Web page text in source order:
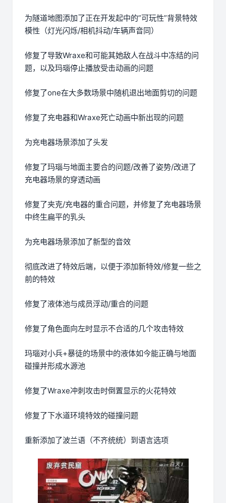
为隧道地图添加了正在开发起中的”可玩性”背景特效
模性（灯光闪烁/相机抖动/车辆声音同）
修复了导致Wraxe和可能其她敌人在战斗中冻结的问
题，以及玛瑙停止播放受击动画的问题
修复了one在大多数场景中随机退出地面剪切的问题
修复了充电器和Wraxe死亡动画中新出现的问题
为充电器场景添加了头发
修复了玛瑙与地面主要合的问题/改善了姿势/改进了
充电器场景的穿透动画
修复了夹克/充电器的重合问题，并修复了充电器场景
中终生扁平的乳头
为充电器场景添加了新型的音效
彻底改进了特效后端，以便于添加新特效/修复一些之
前的特效
修复了液体池与成员浮动/重合的问题
修复了角色面向左时显示不合适的几个攻击特效
玛瑙对小兵+暴徒的场景中的液体如今能正确与地面
碰撞并形成水源池
修复了Wraxe冲刺攻击时倒置显示的火花特效
修复了下水道环境特效的碰撞问题
重新添加了波兰语（不齐统统）到语言选项